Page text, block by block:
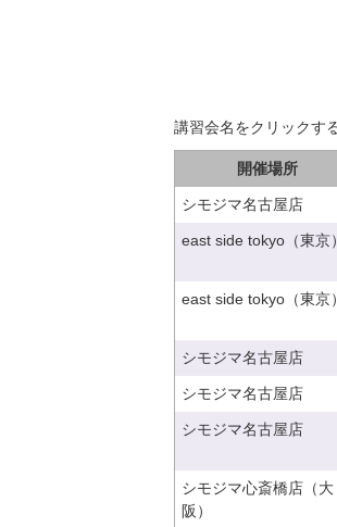
講習会名をクリックす
開催場所
シモジマ名古屋店
east side tokyo（東京）
east side tokyo（東京）
シモジマ名古屋店
シモジマ名古屋店
シモジマ名古屋店
シモジマ心斎橋店（大
阪）